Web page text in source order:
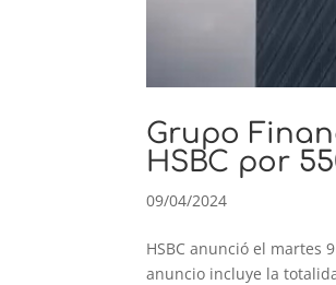
Grupo
HSBC por
09/04/2024
HSBC anunció el martes
anuncio incluye la